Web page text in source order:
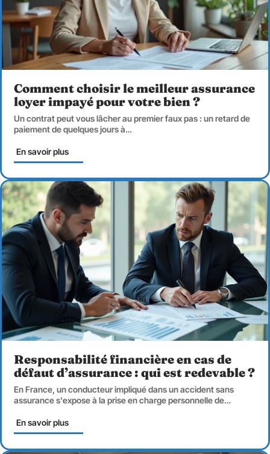
Comment choisir le meilleur assurance
loyer impayé pour votre bien ?
Un contrat peut vous lâcher au premier faux pas : un retard de
paiement de quelques jours à…
En savoir plus
Responsabilité financière en cas de
défaut d’assurance : qui est redevable ?
En France, un conducteur impliqué dans un accident sans
assurance s'expose à la prise en charge personnelle de…
En savoir plus